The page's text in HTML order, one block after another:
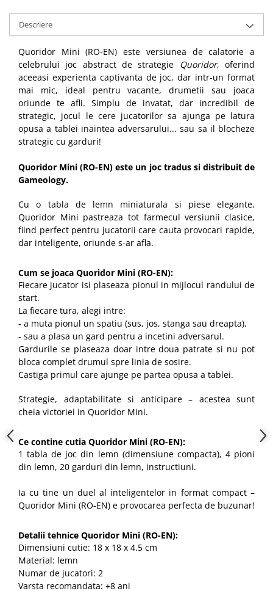
Descriere
Quoridor Mini (RO-EN) este versiunea de calatorie a
celebrului joc abstract de strategie Quoridor, oferind
aceeasi experienta captivanta de joc, dar intr-un format
mai mic, ideal pentru vacante, drumetii sau joaca
oriunde te afli. Simplu de invatat, dar incredibil de
strategic, jocul le cere jucatorilor sa ajunga pe latura
opusa a tablei inaintea adversarului... sau sa il blocheze
strategic cu garduri!
Quoridor Mini (RO-EN) este un joc tradus si distribuit de
Gameology.
Cu o tabla de lemn miniaturala si piese elegante,
Quoridor Mini pastreaza tot farmecul versiunii clasice,
fiind perfect pentru jucatorii care cauta provocari rapide,
dar inteligente, oriunde s-ar afla.
Cum se joaca Quoridor Mini (RO-EN):
Fiecare jucator isi plaseaza pionul in mijlocul randului de
start.
La fiecare tura, alegi intre:
- a muta pionul un spatiu (sus, jos, stanga sau dreapta),
- sau a plasa un gard pentru a incetini adversarul.
Gardurile se plaseaza doar intre doua patrate si nu pot
bloca complet drumul spre linia de sosire.
Castiga primul care ajunge pe partea opusa a tablei.
Strategie, adaptabilitate si anticipare – acestea sunt
cheia victoriei in Quoridor Mini.
Ce contine cutia Quoridor Mini (RO-EN):
1 tabla de joc din lemn (dimensiune compacta), 4 pioni
din lemn, 20 garduri din lemn, instructiuni.
Ia cu tine un duel al inteligentelor in format compact –
Quoridor Mini (RO-EN) e provocarea perfecta de buzunar!
Detalii tehnice Quoridor Mini (RO-EN):
Dimensiuni cutie: 18 x 18 x 4.5 cm
Material: lemn
Numar de jucatori: 2
Varsta recomandata: +8 ani